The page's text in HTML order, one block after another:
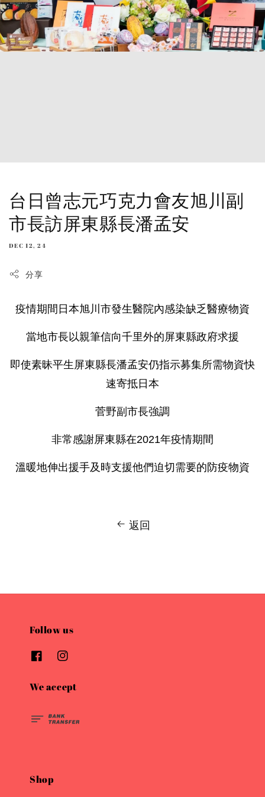
台日曾志元巧克力會友旭川副
市長訪屏東縣長潘孟安
DEC 12, 24
分享
疫情期間日本旭川市發生醫院內感染缺乏醫療物資
當地市長以親筆信向千里外的屏東縣政府求援
即使素昧平生屏東縣長潘孟安仍指示募集所需物資快
速寄抵日本
菅野副市長強調
非常感謝屏東縣在2021年疫情期間
溫暖地伸出援手及時支援他們迫切需要的防疫物資
返回
Follow us
We accept
Shop